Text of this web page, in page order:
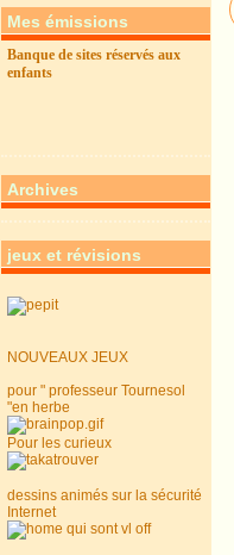
Mes émissions
Banque de sites réservés aux
enfants
Archives
jeux et révisions
NOUVEAUX JEUX
pour " professeur Tournesol
"en herbe
Pour les curieux
dessins animés sur la sécurité
Internet